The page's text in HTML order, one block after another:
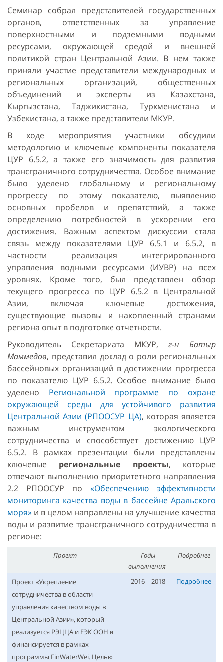
Семинар собрал представителей государственных
органов, ответственных за управление
поверхностными и подземными водными
ресурсами, окружающей средой и внешней
политикой стран Центральной Азии. В нем также
приняли участие представители международных и
региональных организаций, общественных
объединений и эксперты из Казахстана,
Кыргызстана, Таджикистана, Туркменистана и
Узбекистана, а также представители МКУР.
В ходе мероприятия участники обсудили
методологию и ключевые компоненты показателя
ЦУР 6.5.2, а также его значимость для развития
трансграничного сотрудничества. Особое внимание
было уделено глобальному и региональному
прогрессу по этому показателю, выявлению
основных пробелов и препятствий, а также
определению потребностей в ускорении его
достижения. Важным аспектом дискуссии стала
связь между показателями ЦУР 6.5.1 и 6.5.2, в
частности реализация интегрированного
управления водными ресурсами (ИУВР) на всех
уровнях. Кроме того, был представлен обзор
текущего прогресса по ЦУР 6.5.2 в Центральной
Азии, включая ключевые достижения,
существующие вызовы и накопленный странами
региона опыт в подготовке отчетности.
Руководитель Секретариата МКУР, г-н Батыр
Маммедов, представил доклад о роли региональных
бассейновых организаций в достижении прогресса
по показателю ЦУР 6.5.2. Особое внимание было
уделено Региональной программе по охране
окружающей среды для устойчивого развития
Центральной Азии (РПООСУР ЦА), которая является
важным инструментом экологического
сотрудничества и способствует достижению ЦУР
6.5.2. В рамках презентации были представлены
ключевые региональные проекты, которые
отвечают выполнению приоритетного направления
2.2 РПООСУР по «Обеспечению эффективности
мониторинга качества воды в бассейне Аральского
моря» и в целом направлены на улучшение качества
воды и развитие трансграничного сотрудничества в
регионе:
Проект
Годы
выполнения
Подробнее
Проект «Укрепление
сотрудничества в области
управления качеством воды в
Центральной Азии», который
реализуется РЭЦЦА и ЕЭК ООН и
финансируется в рамках
программы FinWaterWei. Целью
2016 – 2018 Подробнее